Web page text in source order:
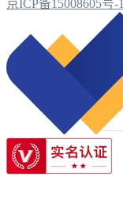
京ICP备15008605号-1